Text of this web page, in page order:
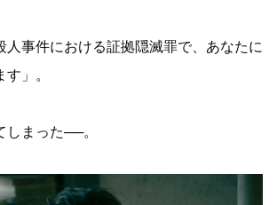
人事件における証拠隠滅罪で、あなたに
」。
まった──。